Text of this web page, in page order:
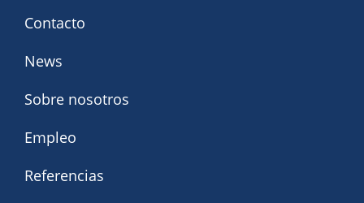
Contacto
News
Sobre nosotros
Empleo
Referencias